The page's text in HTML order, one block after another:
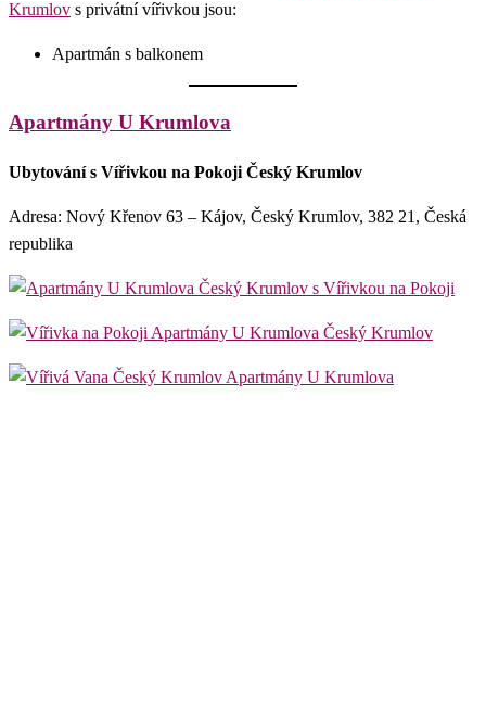
Krumlov s privátní vířivkou jsou:
Apartmán s balkonem
Apartmány U Krumlova
Ubytování s Vířivkou na Pokoji Český Krumlov
Adresa: Nový Křenov 63 – Kájov, Český Krumlov, 382 21, Česká
republika